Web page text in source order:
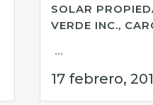
SOLAR
VERDE INC.,
...
17 febrero,